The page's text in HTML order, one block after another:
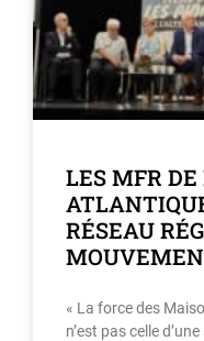
LES MFR DE
RÉSEAU
« La force des
n’est pas celle